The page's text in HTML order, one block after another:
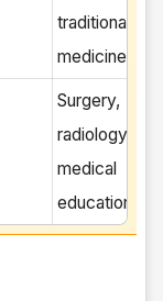
traditional
medicine
Surgery,
radiology,
medical
education